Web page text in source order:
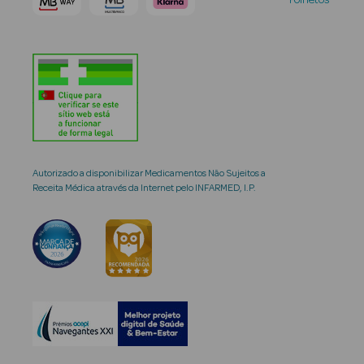
Autorizado a disponibilizar Medicamentos Não Sujeitos a
Receita Médica através da Internet pelo INFARMED, I.P.